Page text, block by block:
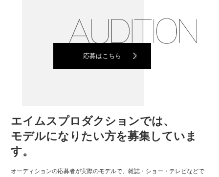
応募はこちら
エイムスプロダクションでは、
モデルになりたい方を募集していま
す。
オーディションの応募者が実際のモデルで、雑誌・ショー・テレビなどで